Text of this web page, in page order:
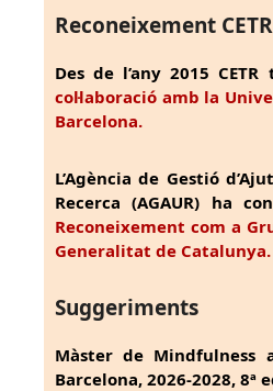
Reconeixement CETR
Des de l’any 2015
col·laboració amb la
Barcelona.
L’Agència de Gestió
Recerca (AGAUR) ha
Reconeixement com a
Generalitat de Catalunya.
Suggeriments
Màster de Mindfulness
Barcelona, 2026-2028, 8ª